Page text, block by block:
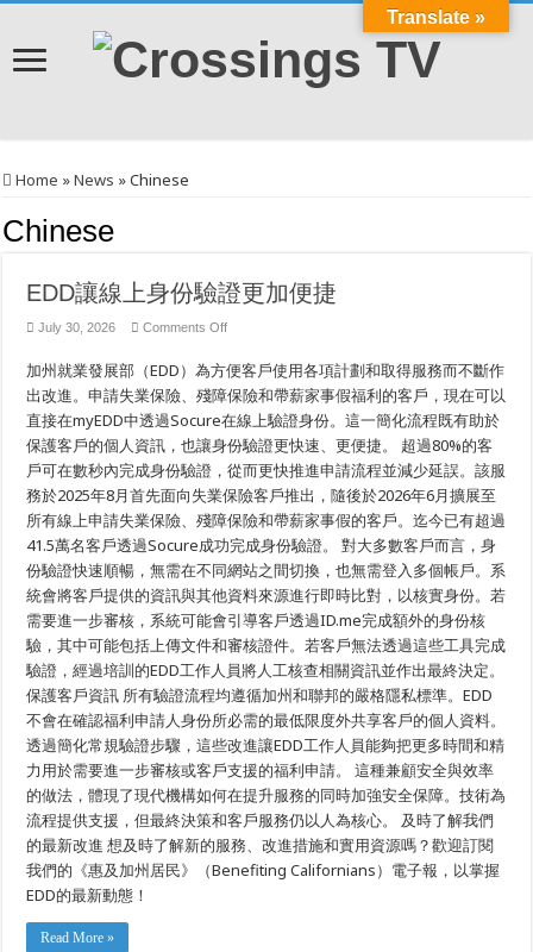
Home »News »Chinese
Chinese
EDD讓線上身份驗證更加便捷
July 30, 2026 Comments Offon
線
上
份
驗
證
更
加
便
加州就業發展部（EDD）為方便客戶使用各項計劃和取得服務而不斷作
出改進。申請失業保險、殘障保險和帶薪家事假福利的客戶，現在可以
直接在myEDD中透過Socure在線上驗證身份。這一簡化流程既有助於
保護客戶的個人資訊，也讓身份驗證更快速、更便捷。 超過80%的客
戶可在數秒內完成身份驗證，從而更快推進申請流程並減少延誤。該服
務於2025年8月首先面向失業保險客戶推出，隨後於2026年6月擴展至
所有線上申請失業保險、殘障保險和帶薪家事假的客戶。迄今已有超過
41.5萬名客戶透過Socure成功完成身份驗證。 對大多數客戶而言，身
份驗證快速順暢，無需在不同網站之間切換，也無需登入多個帳戶。系
統會將客戶提供的資訊與其他資料來源進行即時比對，以核實身份。若
需要進一步審核，系統可能會引導客戶透過ID.me完成額外的身份核
驗，其中可能包括上傳文件和審核證件。若客戶無法透過這些工具完成
驗證，經過培訓的EDD工作人員將人工核查相關資訊並作出最終決定。
保護客戶資訊 所有驗證流程均遵循加州和聯邦的嚴格隱私標準。EDD
不會在確認福利申請人身份所必需的最低限度外共享客戶的個人資料。
透過簡化常規驗證步驟，這些改進讓EDD工作人員能夠把更多時間和精
力用於需要進一步審核或客戶支援的福利申請。 這種兼顧安全與效率
的做法，體現了現代機構如何在提升服務的同時加強安全保障。技術為
流程提供支援，但最終決策和客戶服務仍以人為核心。 及時了解我們
的最新改進 想及時了解新的服務、改進措施和實用資源嗎？歡迎訂閱
我們的《惠及加州居民》（Benefiting Californians）電子報，以掌握
EDD的最新動態！
Read More »
Translate »